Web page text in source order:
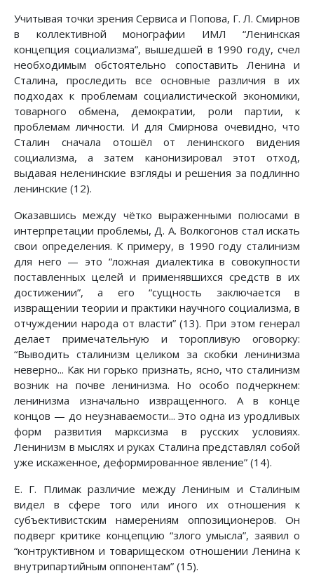
Учитывая точки зрения Сервиса и Попова, Г. Л. Смирнов
в коллективной монографии ИМЛ “Ленинская
концепция социализма”, вышедшей в 1990 году, счел
необходимым обстоятельно сопоставить Ленина и
Сталина, проследить все основные различия в их
подходах к проблемам социалистической экономики,
товарного обмена, демократии, роли партии, к
проблемам личности. И для Смирнова очевидно, что
Сталин сначала отошёл от ленинского видения
социализма, а затем канонизировал этот отход,
выдавая неленинские взгляды и решения за подлинно
ленинские (12).
Оказавшись между чётко выраженными полюсами в
интерпретации проблемы, Д. А. Волкогонов стал искать
свои определения. К примеру, в 1990 году сталинизм
для него — это “ложная диалектика в совокупности
поставленных целей и применявшихся средств в их
достижении”, а его “сущность заключается в
извращении теории и практики научного социализма, в
отчуждении народа от власти” (13). При этом генерал
делает примечательную и торопливую оговорку:
“Выводить сталинизм целиком за скобки ленинизма
неверно... Как ни горько признать, ясно, что сталинизм
возник на почве ленинизма. Но особо подчеркнем:
ленинизма изначально извращенного. А в конце
концов — до неузнаваемости... Это одна из уродливых
форм развития марксизма в русских условиях.
Ленинизм в мыслях и руках Сталина представлял собой
уже искаженное, деформированное явление” (14).
Е. Г. Плимак различие между Лениным и Сталиным
видел в сфере того или иного их отношения к
субъективистским намерениям оппозиционеров. Он
подверг критике концепцию “злого умысла”, заявил о
“контруктивном и товарищеском отношении Ленина к
внутрипартийным оппонентам” (15).